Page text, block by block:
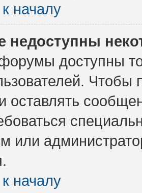
началу
недоступны
доступны
Чтобы
оставлять
или
началу